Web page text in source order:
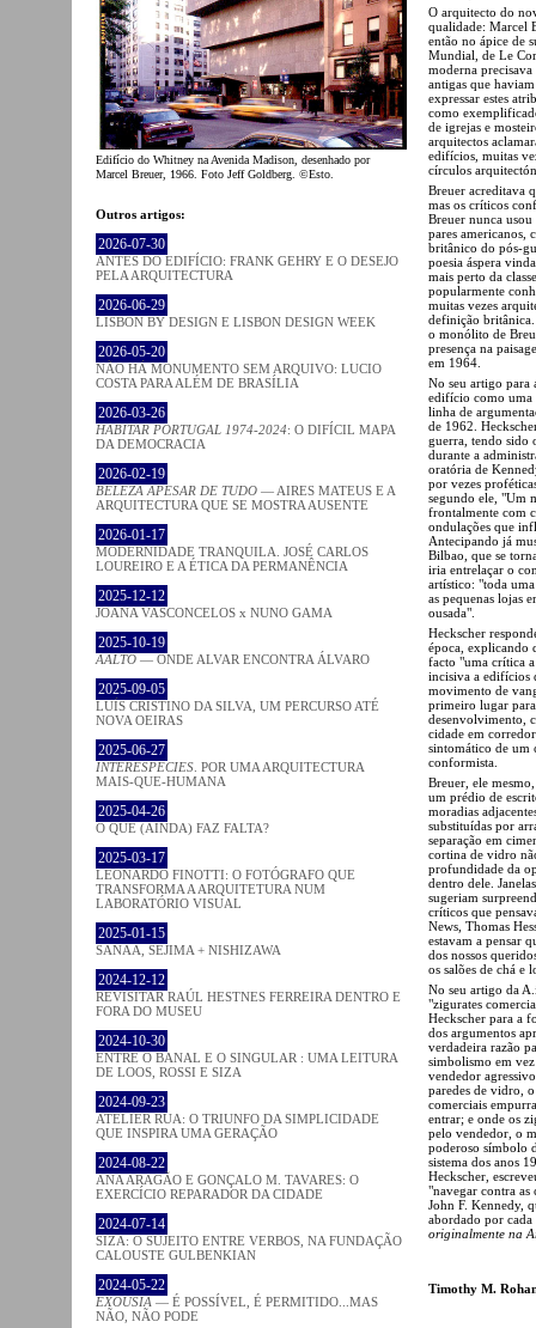
Edifício do Whitney na Avenida Madison, desenhado por
Marcel Breuer, 1966. Foto Jeff Goldberg. ©Esto.
Outros artigos:
2026-07-30
ANTES DO EDIFÍCIO: FRANK GEHRY E O DESEJO
PELA ARQUITECTURA
2026-06-29
LISBON BY DESIGN E LISBON DESIGN WEEK
2026-05-20
NÃO HÁ MONUMENTO SEM ARQUIVO: LUCIO
COSTA PARA ALÉM DE BRASÍLIA
2026-03-26
HABITAR PORTUGAL 1974-2024: O DIFÍCIL MAPA
DA DEMOCRACIA
2026-02-19
BELEZA APESAR DE TUDO — AIRES MATEUS E A
ARQUITECTURA QUE SE MOSTRA AUSENTE
2026-01-17
MODERNIDADE TRANQUILA. JOSÉ CARLOS
LOUREIRO E A ÉTICA DA PERMANÊNCIA
2025-12-12
JOANA VASCONCELOS x NUNO GAMA
2025-10-19
AALTO — ONDE ALVAR ENCONTRA ÁLVARO
2025-09-05
LUÍS CRISTINO DA SILVA, UM PERCURSO ATÉ
NOVA OEIRAS
2025-06-27
INTERESPECIES . POR UMA ARQUITECTURA
MAIS-QUE-HUMANA
2025-04-26
O QUE (AINDA) FAZ FALTA?
2025-03-17
LEONARDO FINOTTI: O FOTÓGRAFO QUE
TRANSFORMA A ARQUITETURA NUM
LABORATÓRIO VISUAL
2025-01-15
SANAA, SEJIMA + NISHIZAWA
2024-12-12
REVISITAR RAÚL HESTNES FERREIRA DENTRO E
FORA DO MUSEU
2024-10-30
ENTRE O BANAL E O SINGULAR : UMA LEITURA
DE LOOS, ROSSI E SIZA
2024-09-23
ATELIER RUA: O TRIUNFO DA SIMPLICIDADE
QUE INSPIRA UMA GERAÇÃO
2024-08-22
ANA ARAGÃO E GONÇALO M. TAVARES: O
EXERCÍCIO REPARADOR DA CIDADE
2024-07-14
SIZA: O SUJEITO ENTRE VERBOS, NA FUNDAÇÃO
CALOUSTE GULBENKIAN
2024-05-22
EXOUSIA — É POSSÍVEL, É PERMITIDO...MAS
NÃO, NÃO PODE
O arquitecto do
qualidade: Marcel
então no ápice de
Mundial, de Le
moderna
antigas que
expressar estes
como
de igrejas e
arquitectos
edifícios, muitas
círculos
Breuer acreditava
mas os críticos
Breuer nunca
pares
britânico do pós-
poesia áspera
mais perto da
popularmente
muitas vezes
definição
o monólito de
presença na
em 1964.
No seu artigo para
edifício como uma
linha de
de 1962.
guerra, tendo sido
durante a
oratória de
por vezes
segundo ele, "Um
frontalmente com
ondulações que
Antecipando já
Bilbao, que se
iria entrelaçar o
artístico: "toda
as pequenas lojas
ousada".
Heckscher
época, explicando
facto "uma crítica
incisiva a edifícios
movimento de
primeiro lugar para
desenvolvimento,
cidade em
sintomático de um
conformista.
Breuer, ele
um prédio de
moradias
substituídas por
separação em
cortina de vidro
profundidade da
dentro dele.
sugeriam
críticos que
News, Thomas
estavam a pensar
dos nossos
os salões de chá e
No seu artigo da
"zigurates
Heckscher para a
dos argumentos
verdadeira razão
simbolismo em
vendedor
paredes de vidro,
comerciais
entrar; e onde os
pelo vendedor, o
poderoso símbolo
sistema dos anos
Heckscher,
"navegar contra as
John F. Kennedy,
abordado por
originalmente na
Timothy M.